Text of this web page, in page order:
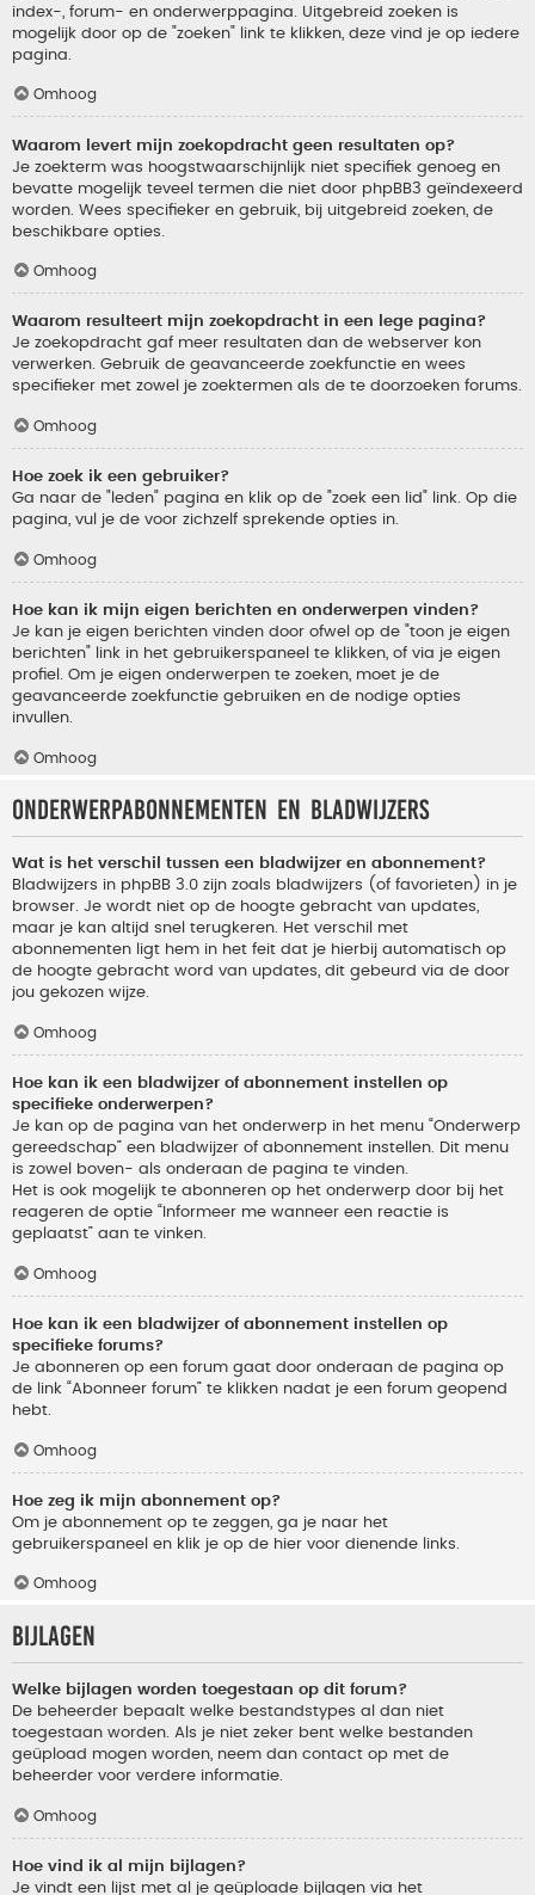
index-, forum- en onderwerppagina. Uitgebreid zoeken is
mogelijk door op de "zoeken" link te klikken, deze vind je op iedere
pagina.
Omhoog
Waarom levert mijn zoekopdracht geen resultaten op?
Je zoekterm was hoogstwaarschijnlijk niet specifiek genoeg en
bevatte mogelijk teveel termen die niet door phpBB3 geïndexeerd
worden. Wees specifieker en gebruik, bij uitgebreid zoeken, de
beschikbare opties.
Omhoog
Waarom resulteert mijn zoekopdracht in een lege pagina?
Je zoekopdracht gaf meer resultaten dan de webserver kon
verwerken. Gebruik de geavanceerde zoekfunctie en wees
specifieker met zowel je zoektermen als de te doorzoeken forums.
Omhoog
Hoe zoek ik een gebruiker?
Ga naar de "leden" pagina en klik op de "zoek een lid" link. Op die
pagina, vul je de voor zichzelf sprekende opties in.
Omhoog
Hoe kan ik mijn eigen berichten en onderwerpen vinden?
Je kan je eigen berichten vinden door ofwel op de "toon je eigen
berichten" link in het gebruikerspaneel te klikken, of via je eigen
profiel. Om je eigen onderwerpen te zoeken, moet je de
geavanceerde zoekfunctie gebruiken en de nodige opties
invullen.
Omhoog
Onderwerpabonnementen en bladwijzers
Wat is het verschil tussen een bladwijzer en abonnement?
Bladwijzers in phpBB 3.0 zijn zoals bladwijzers (of favorieten) in je
browser. Je wordt niet op de hoogte gebracht van updates,
maar je kan altijd snel terugkeren. Het verschil met
abonnementen ligt hem in het feit dat je hierbij automatisch op
de hoogte gebracht word van updates, dit gebeurd via de door
jou gekozen wijze.
Omhoog
Hoe kan ik een bladwijzer of abonnement instellen op
specifieke onderwerpen?
Je kan op de pagina van het onderwerp in het menu “Onderwerp
gereedschap” een bladwijzer of abonnement instellen. Dit menu
is zowel boven- als onderaan de pagina te vinden.
Het is ook mogelijk te abonneren op het onderwerp door bij het
reageren de optie “Informeer me wanneer een reactie is
geplaatst” aan te vinken.
Omhoog
Hoe kan ik een bladwijzer of abonnement instellen op
specifieke forums?
Je abonneren op een forum gaat door onderaan de pagina op
de link “Abonneer forum” te klikken nadat je een forum geopend
hebt.
Omhoog
Hoe zeg ik mijn abonnement op?
Om je abonnement op te zeggen, ga je naar het
gebruikerspaneel en klik je op de hier voor dienende links.
Omhoog
Bijlagen
Welke bijlagen worden toegestaan op dit forum?
De beheerder bepaalt welke bestandstypes al dan niet
toegestaan worden. Als je niet zeker bent welke bestanden
geüpload mogen worden, neem dan contact op met de
beheerder voor verdere informatie.
Omhoog
Hoe vind ik al mijn bijlagen?
Je vindt een lijst met al je geüploade bijlagen via het